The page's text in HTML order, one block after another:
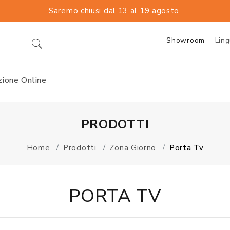
Saremo chiusi dal 13 al 19 agosto.
Showroom
Online
PRODOTTI
Home Prodotti Zona Giorno Porta Tv
PORTA TV